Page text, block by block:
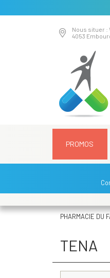
Nous situer :
4053
PROMOS
PHARMACIE DU
TENA